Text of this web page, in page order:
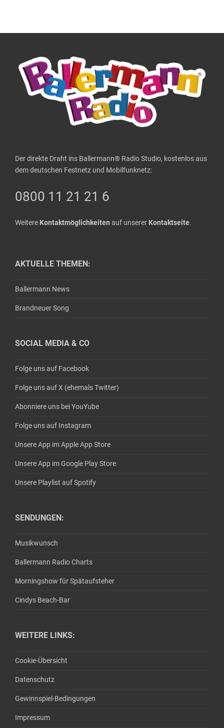
Der direkte Draht ins Ballermann® Radio Studio, kostenlos aus
dem deutschen Festnetz und Mobilfunknetz:
0800 11 21 21 6
Weitere Kontaktmöglichkeiten auf unserer Kontaktseite.
AKTUELLE THEMEN:
Ballermann News
Brandneuer Song
SOCIAL MEDIA & CO
Folge uns auf Facebook
Folge uns auf X (ehemals Twitter)
Abonniere uns bei YouYube
Folge uns auf Instagram
Unsere App im Apple App Store
Unsere App im Google Play Store
Unsere Playlist auf Spotify
SENDUNGEN:
Musikwunsch
Ballermann Radio Charts
Morningshow für Spätaufsteher
Cindys Beach-Bar
WEITERE LINKS:
Cookie-Übersicht
Datenschutz
Gewinnspiel-Bedingungen
Impressum